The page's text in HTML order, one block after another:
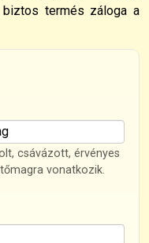
biztos termés záloga a
csávázott, érvényes
vonatkozik.